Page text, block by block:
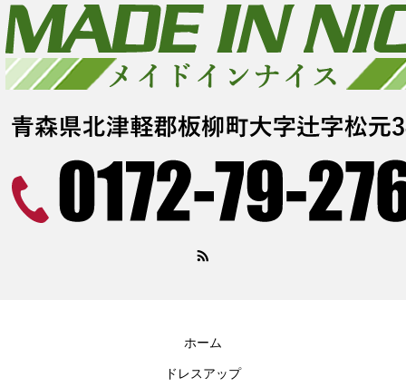
ホーム
ドレスアップ